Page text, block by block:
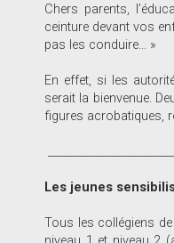
Chers parents,
ceinture devant vos
pas les conduire… »
En effet, si les
serait la bienvenue.
figures acrobatiques,
Les jeunes
Tous les collégiens